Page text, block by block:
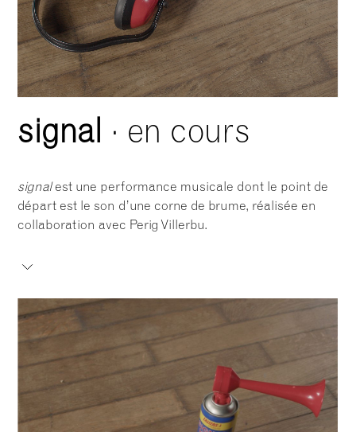
signal · en cours
signalest une performance musicale dont le point de
départ est le son d’une corne de brume, réalisée en
collaboration avec Perig Villerbu.
is the sound of a foghorn, created in collaboration with
Perig Villerbu.